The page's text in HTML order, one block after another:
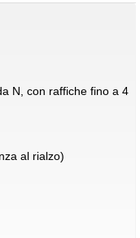
N, con raffiche fino a 4
al rialzo)